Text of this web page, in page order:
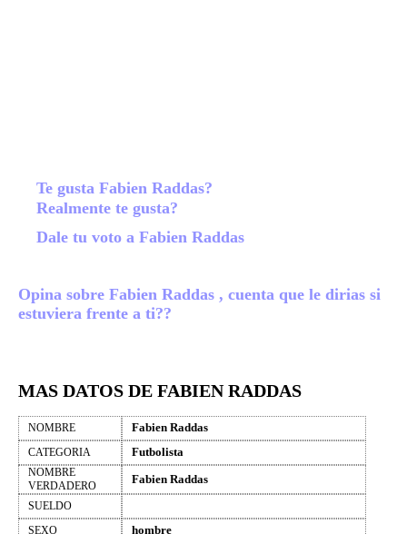
Te gusta Fabien Raddas?
Realmente te gusta?
Dale tu voto a Fabien Raddas
Opina sobre Fabien Raddas , cuenta que le dirias si
estuviera frente a ti??
MAS DATOS DE FABIEN RADDAS
NOMBRE Fabien Raddas
CATEGORIA Futbolista
NOMBRE
VERDADERO
Fabien Raddas
SUELDO
SEXO
hombre